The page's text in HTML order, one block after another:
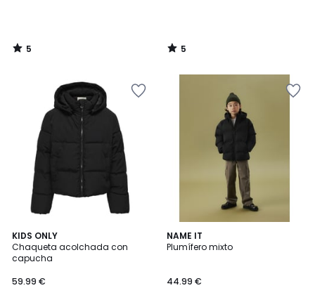
5
/
5
/
KIDS ONLY
Chaqueta acolchada con
capucha
59.99 €
5
/
5
NAME IT
Plumífero mixto
44.99 €